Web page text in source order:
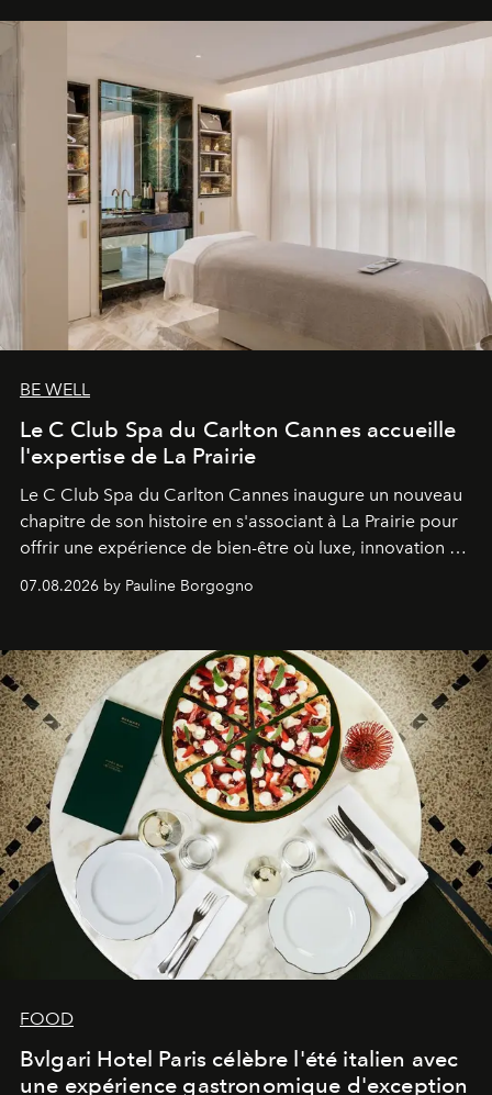
BE WELL
Le C Club Spa du Carlton Cannes accueille
l'expertise de La Prairie
Le C Club Spa du Carlton Cannes inaugure un nouveau
chapitre de son histoire en s'associant à La Prairie pour
offrir une expérience de bien-être où luxe, innovation et
expertise se rencontrent.
07.08.2026 by Pauline Borgogno
FOOD
Bvlgari Hotel Paris célèbre l'été italien avec
une expérience gastronomique d'exception